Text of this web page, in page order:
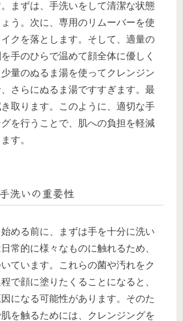
まずは、手洗いをして清潔な状態
う。次に、専用のリムーバーを使
クを落とします。そして、適量の
手のひらで温めて顔全体に優しく
量のぬるま湯を使ってクレンジン
さらにぬるま湯ですすぎます。最
取ります。このように、適切な手
を行うことで、肌への負担を軽減
す。
洗いの重要性
める前に、まずは手を十分に洗い
常的に様々なものに触れるため、
ています。これらの菌や汚れをク
で顔に塗りたくることになると、
になる可能性があります。そのた
を触るためには、クレンジングを